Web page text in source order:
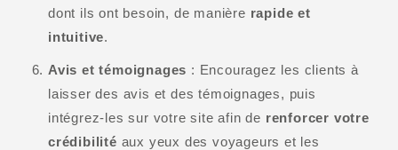
dont ils ont besoin, de manière rapide et
intuitive.
Avis et témoignages : Encouragez les clients à
laisser des avis et des témoignages, puis
intégrez-les sur votre site afin de renforcer votre
crédibilité aux yeux des voyageurs et les